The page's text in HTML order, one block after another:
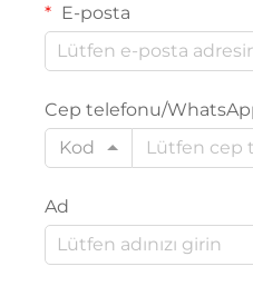
E-posta
Cep telefonu/
Kod
Ad